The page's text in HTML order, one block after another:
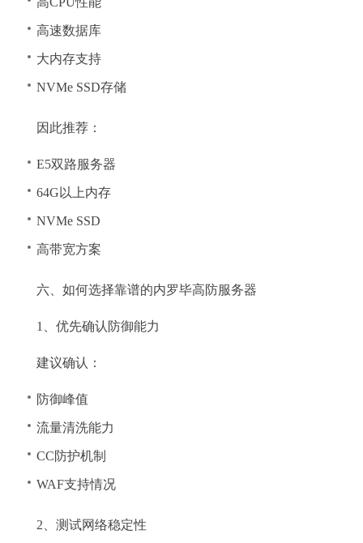
高速数据库
大内存支持
NVMe SSD存储
因此推荐：
E5双路服务器
64G以上内存
NVMe SSD
高带宽方案
六、如何选择靠谱的内罗毕高防服务器
1、优先确认防御能力
建议确认：
防御峰值
流量清洗能力
CC防护机制
WAF支持情况
2、测试网络稳定性